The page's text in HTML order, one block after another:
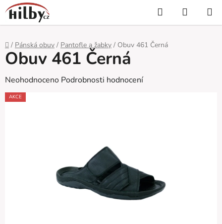
Přejít
na
obsah
Hledat
KOŠÍK
Domů
/ Pánská obuv / Pantofle a žabky / Obuv 461 Černá
Obuv 461 Černá
Průměrné
hodnocení
Neohodnoceno Podrobnosti hodnocení
AKCE